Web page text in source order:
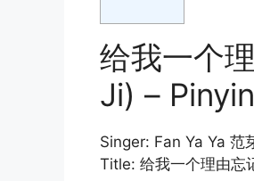
给我一个
Ji) –
Singer: Fan Ya Ya 范
Title: 给我一个理由忘